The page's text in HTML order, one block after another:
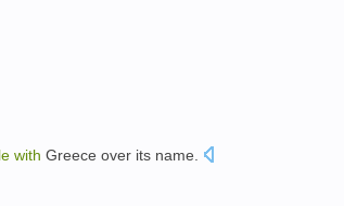
with Greece over its name.